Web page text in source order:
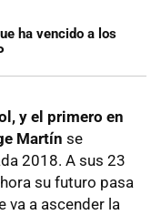
ha vencido a los
y el primero en
Martín se
2018. A sus 23
su futuro pasa
va a ascender la